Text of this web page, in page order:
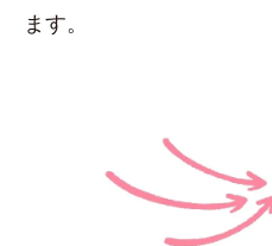
ます。